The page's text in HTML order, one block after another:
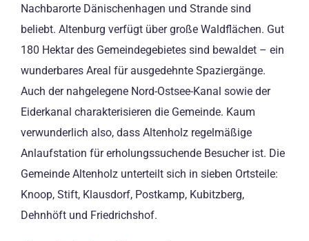
Nachbarorte Dänischenhagen und Strande sind
beliebt. Altenburg verfügt über große Waldflächen. Gut
180 Hektar des Gemeindegebietes sind bewaldet – ein
wunderbares Areal für ausgedehnte Spaziergänge.
Auch der nahgelegene Nord-Ostsee-Kanal sowie der
Eiderkanal charakterisieren die Gemeinde. Kaum
verwunderlich also, dass Altenholz regelmäßige
Anlaufstation für erholungssuchende Besucher ist. Die
Gemeinde Altenholz unterteilt sich in sieben Ortsteile:
Knoop, Stift, Klausdorf, Postkamp, Kubitzberg,
Dehnhöft und Friedrichshof.